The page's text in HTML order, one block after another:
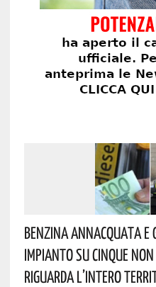
Benzina Annacquata E
Impianto Su Cinque
Riguarda L’intero